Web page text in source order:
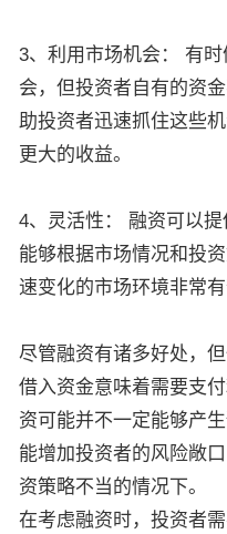
3、利用市场机会： 有
会，但投资者自有的资
助投资者迅速抓住这些
更大的收益。
4、灵活性： 融资可以
能够根据市场情况和投
速变化的市场环境非常有
尽管融资有诸多好处，
借入资金意味着需要支
资可能并不一定能够产
能增加投资者的风险敞
资策略不当的情况下。
在考虑融资时，投资者